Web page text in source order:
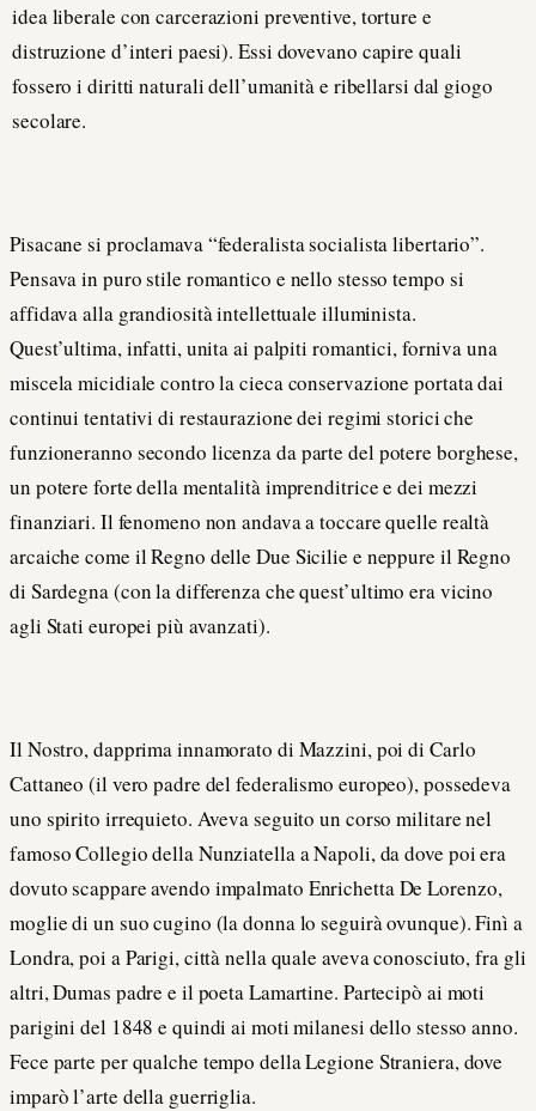
idea liberale con carcerazioni preventive, torture e
distruzione d’interi paesi). Essi dovevano capire quali
fossero i diritti naturali dell’umanità e ribellarsi dal giogo
secolare.
Pisacane si proclamava “federalista socialista libertario”.
Pensava in puro stile romantico e nello stesso tempo si
affidava alla grandiosità intellettuale illuminista.
Quest’ultima, infatti, unita ai palpiti romantici, forniva una
miscela micidiale contro la cieca conservazione portata dai
continui tentativi di restaurazione dei regimi storici che
funzioneranno secondo licenza da parte del potere borghese,
un potere forte della mentalità imprenditrice e dei mezzi
finanziari. Il fenomeno non andava a toccare quelle realtà
arcaiche come il Regno delle Due Sicilie e neppure il Regno
di Sardegna (con la differenza che quest’ultimo era vicino
agli Stati europei più avanzati).
Il Nostro, dapprima innamorato di Mazzini, poi di Carlo
Cattaneo (il vero padre del federalismo europeo), possedeva
uno spirito irrequieto. Aveva seguito un corso militare nel
famoso Collegio della Nunziatella a Napoli, da dove poi era
dovuto scappare avendo impalmato Enrichetta De Lorenzo,
moglie di un suo cugino (la donna lo seguirà ovunque). Finì a
Londra, poi a Parigi, città nella quale aveva conosciuto, fra gli
altri, Dumas padre e il poeta Lamartine. Partecipò ai moti
parigini del 1848 e quindi ai moti milanesi dello stesso anno.
Fece parte per qualche tempo della Legione Straniera, dove
imparò l’arte della guerriglia.